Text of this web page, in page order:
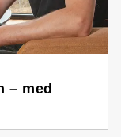
– med